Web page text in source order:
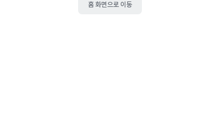
홈 화면으로 이동